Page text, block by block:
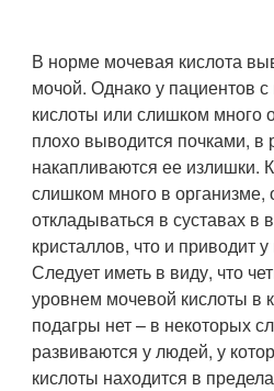
В норме мочевая кислота
мочой. Однако у пациентов
кислоты или слишком много
плохо выводится почками, в
накапливаются ее излишки.
слишком много в организме,
откладываться в суставах в
кристаллов, что и приводит
Следует иметь в виду, что
уровнем мочевой кислоты в
подагры нет – в некоторых
развиваются у людей, у
кислоты находится в